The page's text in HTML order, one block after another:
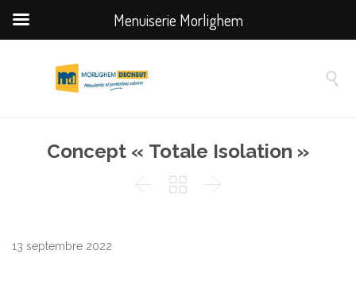

Concept « Totale Isolation »
  
13 septembre 2022
Menuiserie Morlighem